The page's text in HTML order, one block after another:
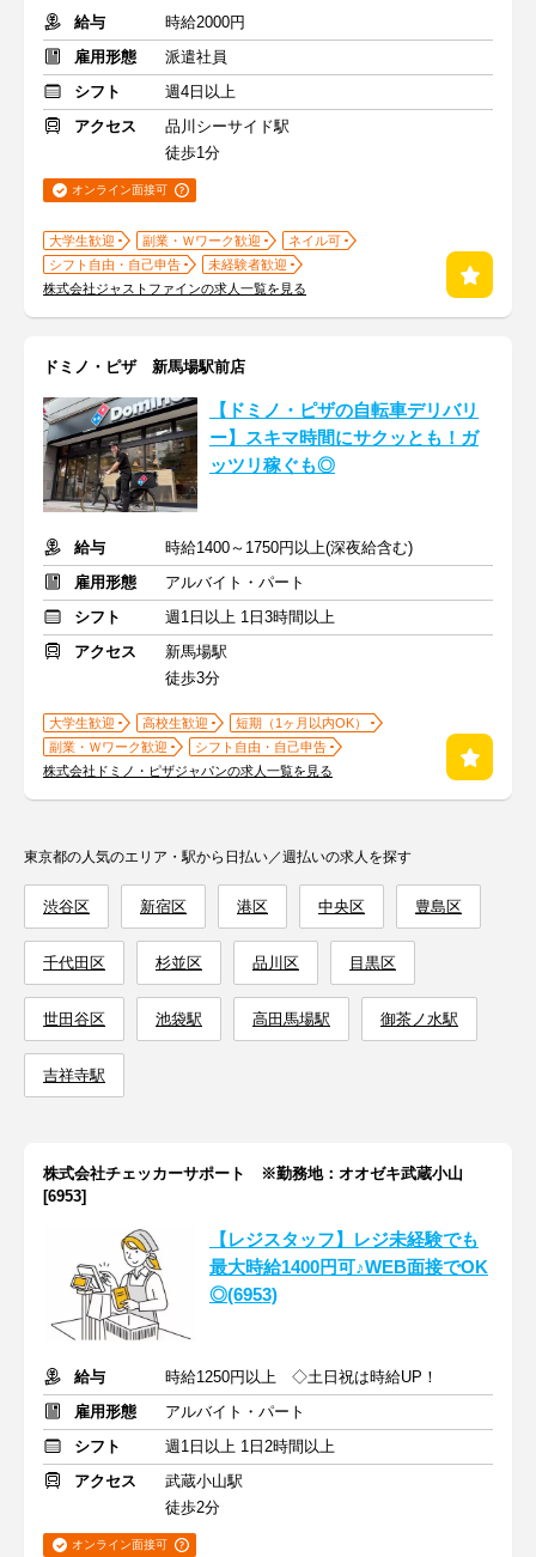
給与
時給2000円
雇用形態
派遣社員
シフト
週4日以上
アクセス
品川シーサイド駅
徒歩1分
オンライン面接可
大学生歓迎 副業・Ｗワーク歓迎
ネイル可
シフト自由・自己申告
未経験者歓迎
株式会社ジャストファインの求人一覧を見る
ドミノ・ピザ 新馬場駅前店
【ドミノ・ピザの自転車デリバリ
ー】スキマ時間にサクッとも！ガ
ッツリ稼ぐも◎
給与
時給1400～1750円以上(深夜給含む)
雇用形態
アルバイト・パート
シフト
週1日以上 1日3時間以上
アクセス
新馬場駅
徒歩3分
大学生歓迎 高校生歓迎
短期（1ヶ月以内OK）
副業・Ｗワーク歓迎
シフト自由・自己申告
株式会社ドミノ・ピザジャパンの求人一覧を見る
東京都の人気のエリア・駅から日払い／週払いの求人を探す
渋谷区 新宿区 港区 中央区 豊島区
千代田区 杉並区 品川区 目黒区
世田谷区 池袋駅 高田馬場駅 御茶ノ水駅
吉祥寺駅
株式会社チェッカーサポート ※勤務地：オオゼキ武蔵小山
[6953]
【レジスタッフ】レジ未経験でも
最大時給1400円可♪WEB面接でOK
◎(6953)
給与
時給1250円以上 ◇土日祝は時給UP！
雇用形態
アルバイト・パート
シフト
週1日以上 1日2時間以上
アクセス
武蔵小山駅
徒歩2分
オンライン面接可